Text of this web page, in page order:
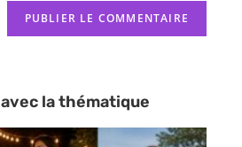
la thématique